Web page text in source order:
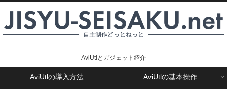
AviUtlとガジェット紹介
AviUtlの導入方法 AviUtlの基本操作